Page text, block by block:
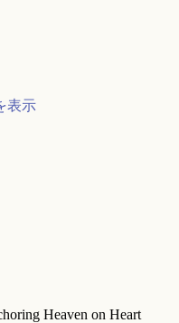
表示
Heaven on Heart